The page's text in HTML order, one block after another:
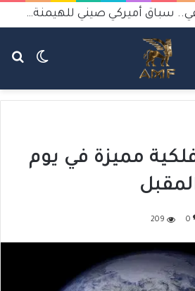
الذكاء الاصطناعي.. سباق أميركي صيني للهيمنة يثير القلق
الوضع
مميزة في يوم
0
209